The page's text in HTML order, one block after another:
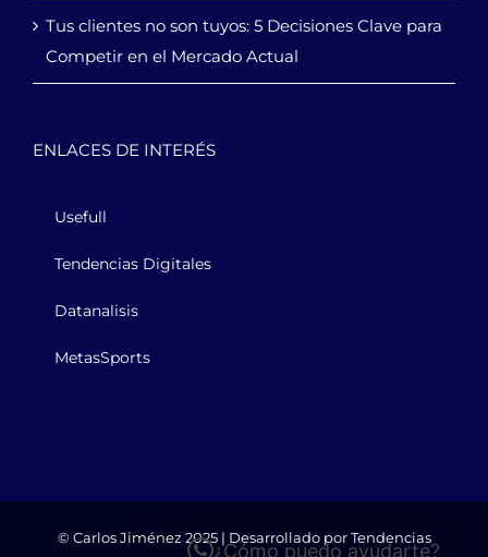
Tus clientes no son tuyos: 5 Decisiones Clave para
Competir en el Mercado Actual
ENLACES DE INTERÉS
Usefull
Tendencias Digitales
Datanalisis
MetasSports
© Carlos Jiménez 2025 | Desarrollado porTendencias
¿Cómo puedo ayudarte?